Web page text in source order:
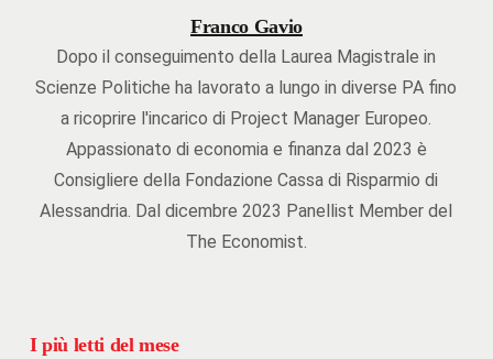
Franco Gavio
Dopo il conseguimento della Laurea Magistrale in
Scienze Politiche ha lavorato a lungo in diverse PA fino
a ricoprire l'incarico di Project Manager Europeo.
Appassionato di economia e finanza dal 2023 è
Consigliere della Fondazione Cassa di Risparmio di
Alessandria. Dal dicembre 2023 Panellist Member del
The Economist.
I più letti del mese